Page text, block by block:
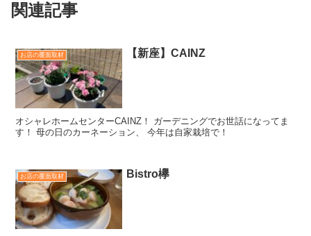
関連記事
お店の覆面取材 【新座】CAINZ
オシャレホームセンターCAINZ！ ガーデニングでお世話になってま
す！ 母の日のカーネーション、 今年は自家栽培で！
お店の覆面取材 Bistro欅